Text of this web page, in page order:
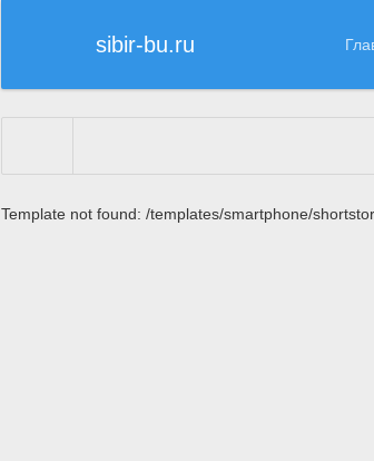
sibir-bu.ru
Template not found: /templates/smartphone/